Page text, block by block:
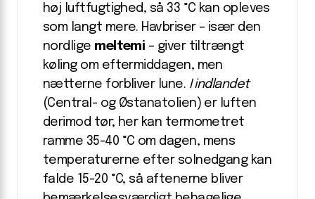
høj luftfugtighed, så 33 °C kan opleves
som langt mere. Havbriser – især den
nordlige meltemi – giver tiltrængt
køling om eftermiddagen, men
nætterne forbliver lune. I indlandet
(Central- og Østanatolien) er luften
derimod tør; her kan termometret
ramme 35-40 °C om dagen, mens
temperaturerne efter solnedgang kan
falde 15-20 °C, så aftenerne bliver